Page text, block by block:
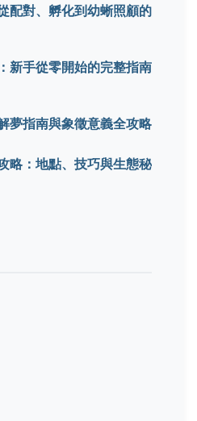
配對、孵化到幼蜥照顧的
新手從零開始的完整指南
夢指南與象徵意義全攻略
略：地點、技巧與生態秘